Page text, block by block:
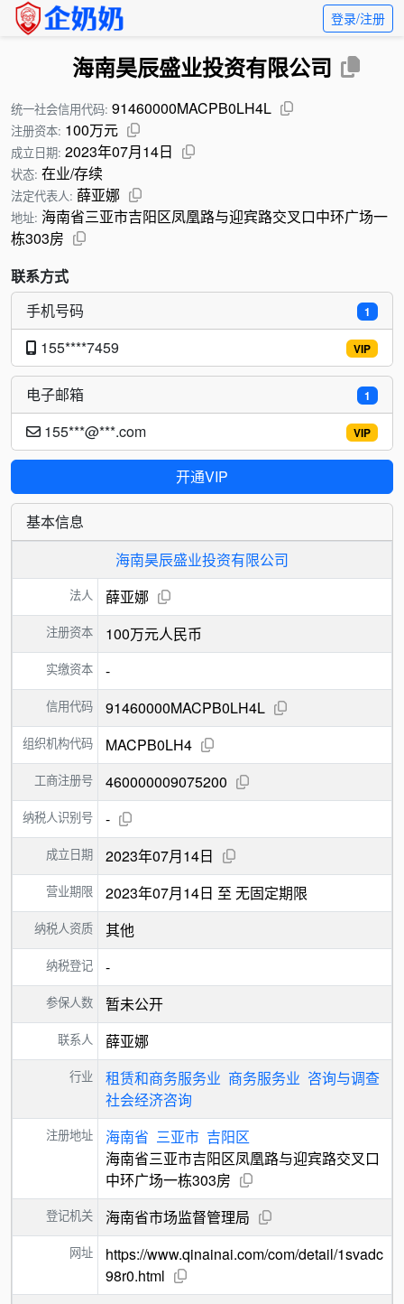
登录/注册
海南昊辰盛业投资有限公司
统一社会信用代码: 91460000MACPB0LH4L
注册资本: 100万元
成立日期: 2023年07月14日
状态: 在业/存续
法定代表人: 薛亚娜
地址: 海南省三亚市吉阳区凤凰路与迎宾路交叉口中环广场一
栋303房
联系方式
1
手机号码
VIP
155****7459
1
电子邮箱
VIP
155***@***.com
开通VIP
基本信息
海南昊辰盛业投资有限公司
法人 薛亚娜
注册资本 100万元人民币
实缴资本 -
信用代码 91460000MACPB0LH4L
组织机构代码 MACPB0LH4
工商注册号 460000009075200
纳税人识别号 -
成立日期 2023年07月14日
营业期限 2023年07月14日 至 无固定期限
纳税人资质 其他
纳税登记 -
参保人数 暂未公开
联系人 薛亚娜
行业 租赁和商务服务业 商务服务业 咨询与调查
社会经济咨询
注册地址 海南省 三亚市 吉阳区
海南省三亚市吉阳区凤凰路与迎宾路交叉口
中环广场一栋303房
登记机关 海南省市场监督管理局
网址
https://www.qinainai.com/com/detail/1svadc
98r0.html